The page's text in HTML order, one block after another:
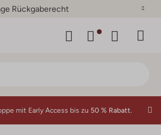
Rückgaberecht
mit Early Access bis zu 50 % Rabatt.